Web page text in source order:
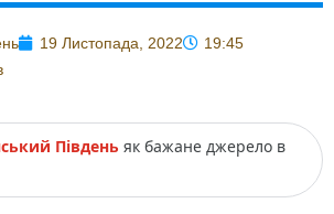
19 Листопада, 2022
19:45
Південь як бажане джерело в